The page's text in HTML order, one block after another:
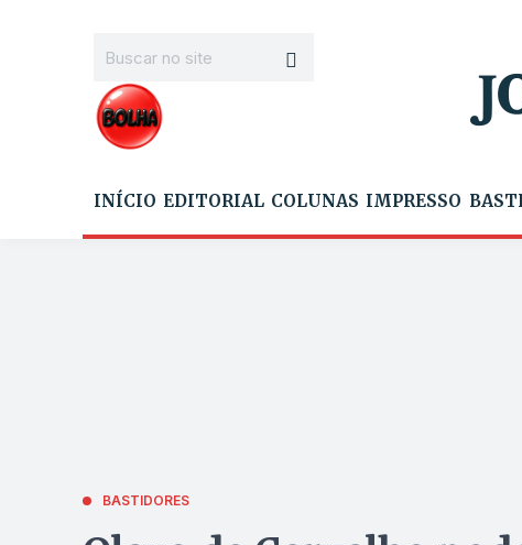
INÍCIO EDITORIAL COLUNAS IMPRESSO
BASTIDORES